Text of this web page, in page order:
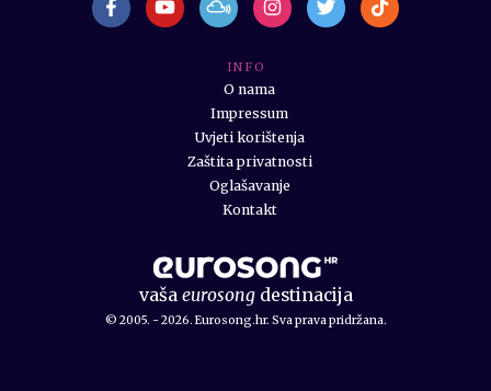
vaša eurosongdestinacija
© 2005. - 2026. Eurosong.hr. Sva prava pridržana.
I N F O
O nama
Impressum
Uvjeti korištenja
Zaštita privatnosti
Oglašavanje
Kontakt